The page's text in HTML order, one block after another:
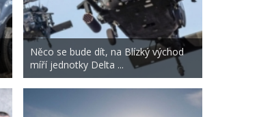
Něco se bude dít, na Blízký východ
míří jednotky Delta ...